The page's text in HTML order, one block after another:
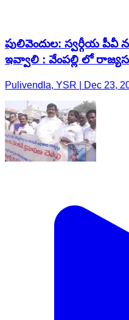
పులివెందుల: స్వర్గీయ పీవీ
ఇవ్వాలి : వేంపల్లి లో
Pulivendla, YSR | Dec 23,